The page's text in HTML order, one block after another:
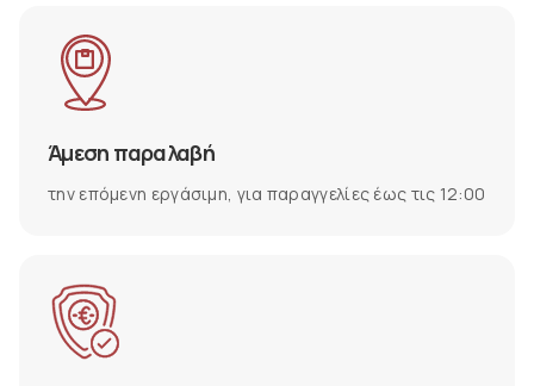
Άμεση παραλαβή
την επόμενη εργάσιμη, για παραγγελίες έως τις 12:00